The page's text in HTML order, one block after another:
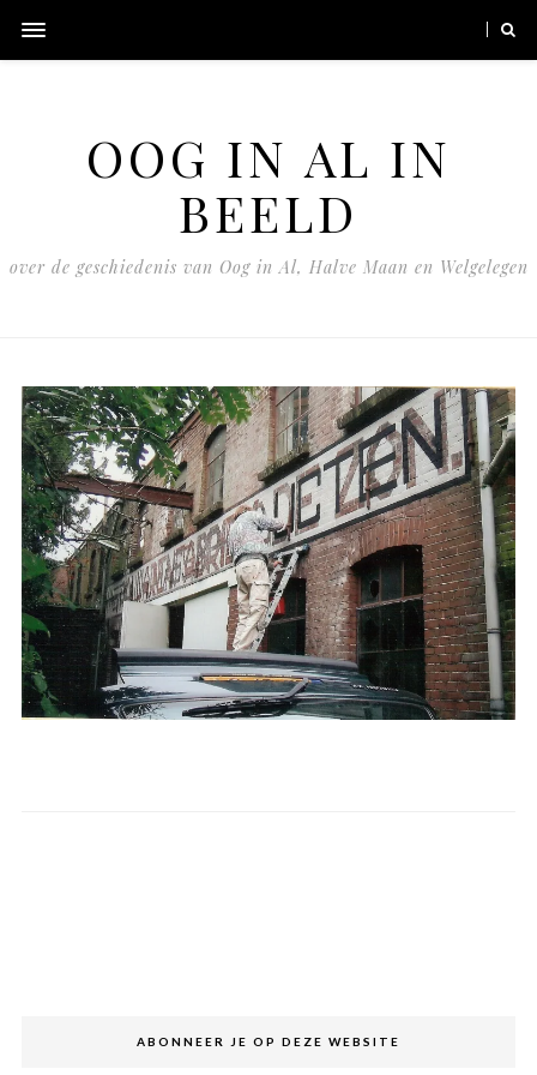
OOG IN AL IN
BEELD
over de geschiedenis van Oog in Al, Halve Maan en Welgelegen
ABONNEER JE OP DEZE WEBSITE